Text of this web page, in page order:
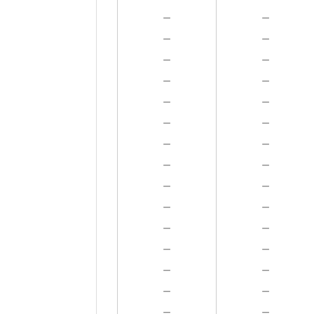
－
－
－
－
－
－
－
－
－
－
－
－
－
－
－
－
－
－
－
－
－
－
－
－
－
－
－
－